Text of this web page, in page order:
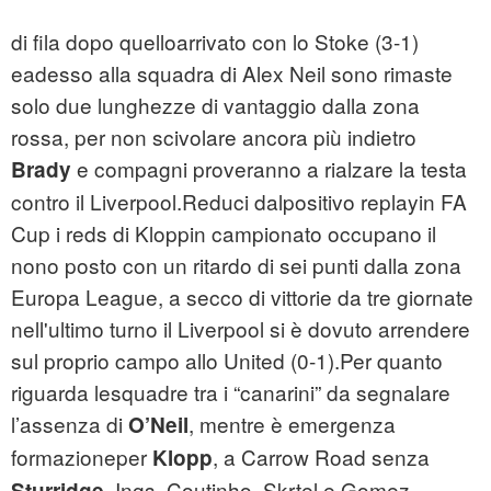
di fila dopo quelloarrivato con lo Stoke (3-1)
eadesso alla squadra di Alex Neil sono rimaste
solo due lunghezze di vantaggio dalla zona
rossa, per non scivolare ancora più indietro
Brady e compagni proveranno a rialzare la testa
contro il Liverpool.Reduci dalpositivo replayin FA
Cup i reds di Kloppin campionato occupano il
nono posto con un ritardo di sei punti dalla zona
Europa League, a secco di vittorie da tre giornate
nell'ultimo turno il Liverpool si è dovuto arrendere
sul proprio campo allo United (0-1).Per quanto
riguarda lesquadre tra i “canarini” da segnalare
l’assenza di O’Neil, mentre è emergenza
formazioneper Klopp, a Carrow Road senza